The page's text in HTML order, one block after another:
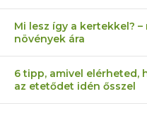
Mi lesz így a kertekkel?
növények ára
6 tipp, amivel elérheted,
az etetődet idén ősszel